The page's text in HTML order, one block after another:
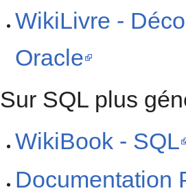
WikiLivre -
Oracle
Sur SQL plus
WikiBook - SQL
Documentation